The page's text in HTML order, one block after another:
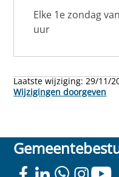
Elke 1e zondag
uur
Laatste wijziging:29/11/
Wijzigingen doorgeven